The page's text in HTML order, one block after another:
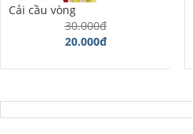
Cải cầu vòng
30.000đ
20.000đ